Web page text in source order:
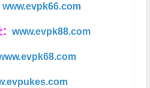
www.evpk66.com
：www.evpk88.com